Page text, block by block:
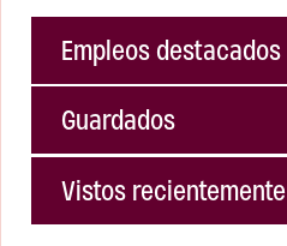
Empleos destacados
Guardados
Vistos recientemente